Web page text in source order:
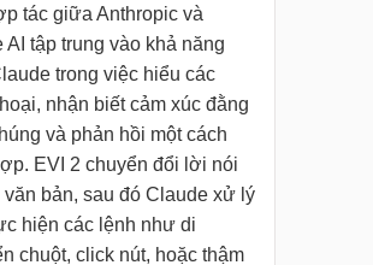
tác giữa Anthropic và
AI tập trung vào khả năng
trong việc hiểu các
nhận biết cảm xúc đằng
và phản hồi một cách
EVI 2 chuyển đổi lời nói
văn bản, sau đó Claude xử lý
hiện các lệnh như di
chuột, click nút, hoặc thậm